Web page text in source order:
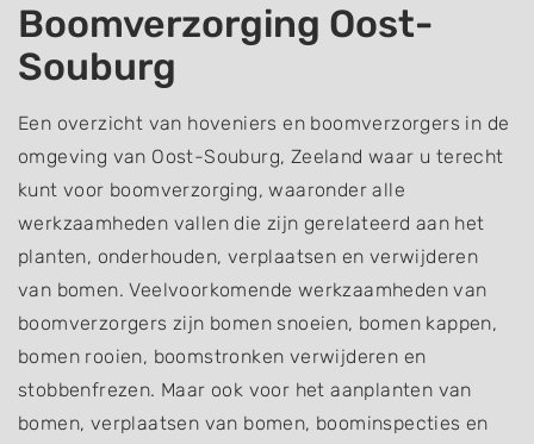
Boomverzorging Oost-
Souburg
Een overzicht van hoveniers en boomverzorgers in de
omgeving van Oost-Souburg, Zeeland waar u terecht
kunt voor boomverzorging, waaronder alle
werkzaamheden vallen die zijn gerelateerd aan het
planten, onderhouden, verplaatsen en verwijderen
van bomen. Veelvoorkomende werkzaamheden van
boomverzorgers zijn bomen snoeien, bomen kappen,
bomen rooien, boomstronken verwijderen en
stobbenfrezen. Maar ook voor het aanplanten van
bomen, verplaatsen van bomen, boominspecties en